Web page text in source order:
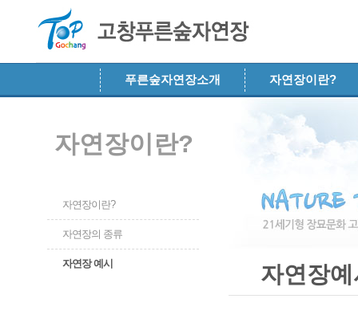
푸른숲자연장소개 자연장이란?
자연장예
자연장이란?
자연장이란?
자연장의 종류
자연장 예시